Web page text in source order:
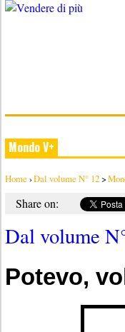
Mondo V+
Home ›Dal volume N° 12>
Share on:
Dal volume
Potevo,